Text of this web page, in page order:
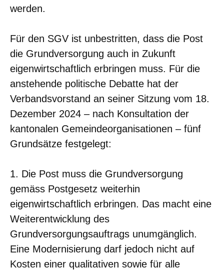
werden.
Für den SGV ist unbestritten, dass die Post
die Grundversorgung auch in Zukunft
eigenwirtschaftlich erbringen muss. Für die
anstehende politische Debatte hat der
Verbandsvorstand an seiner Sitzung vom 18.
Dezember 2024 – nach Konsultation der
kantonalen Gemeindeorganisationen – fünf
Grundsätze festgelegt:
1. Die Post muss die Grundversorgung
gemäss Postgesetz weiterhin
eigenwirtschaftlich erbringen. Das macht eine
Weiterentwicklung des
Grundversorgungsauftrags unumgänglich.
Eine Modernisierung darf jedoch nicht auf
Kosten einer qualitativen sowie für alle